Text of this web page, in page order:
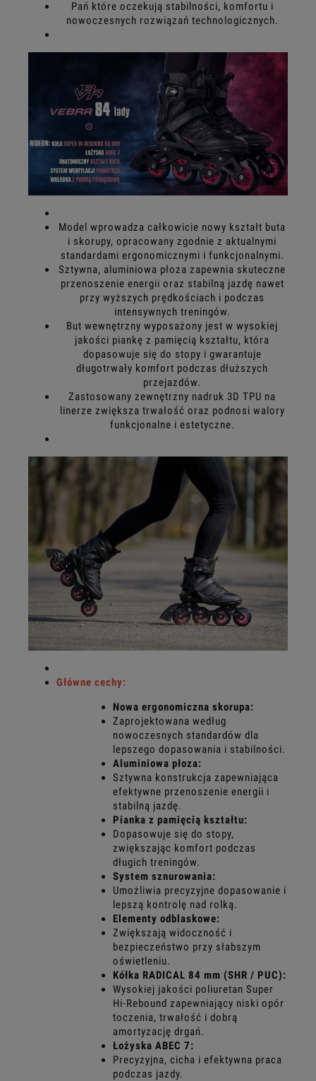
Pań które oczekują stabilności, komfortu i
nowoczesnych rozwiązań technologicznych.
Model wprowadza całkowicie nowy kształt buta
i skorupy, opracowany zgodnie z aktualnymi
standardami ergonomicznymi i funkcjonalnymi.
Sztywna, aluminiowa płoza zapewnia skuteczne
przenoszenie energii oraz stabilną jazdę nawet
przy wyższych prędkościach i podczas
intensywnych treningów.
But wewnętrzny wyposażony jest w wysokiej
jakości piankę z pamięcią kształtu, która
dopasowuje się do stopy i gwarantuje
długotrwały komfort podczas dłuższych
przejazdów.
Zastosowany zewnętrzny nadruk 3D TPU na
linerze zwiększa trwałość oraz podnosi walory
funkcjonalne i estetyczne.
Główne cechy:
Nowa ergonomiczna skorupa:
Zaprojektowana według
nowoczesnych standardów dla
lepszego dopasowania i stabilności.
Aluminiowa płoza:
Sztywna konstrukcja zapewniająca
efektywne przenoszenie energii i
stabilną jazdę.
Pianka z pamięcią kształtu:
Dopasowuje się do stopy,
zwiększając komfort podczas
długich treningów.
System sznurowania:
Umożliwia precyzyjne dopasowanie i
lepszą kontrolę nad rolką.
Elementy odblaskowe:
Zwiększają widoczność i
bezpieczeństwo przy słabszym
oświetleniu.
Kółka RADICAL 84 mm (SHR / PUC):
Wysokiej jakości poliuretan Super
Hi-Rebound zapewniający niski opór
toczenia, trwałość i dobrą
amortyzację drgań.
Łożyska ABEC 7:
Precyzyjna, cicha i efektywna praca
podczas jazdy.